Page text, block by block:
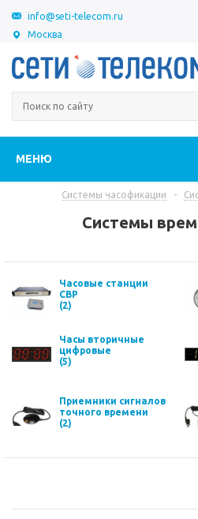
Москва
info@seti-telecom.ru
МЕНЮ
Системы часофикации -
Системы
Часовые станции
СВР
(2)
Часы вторичные
цифровые
(5)
Приемники сигналов
точного времени
(2)